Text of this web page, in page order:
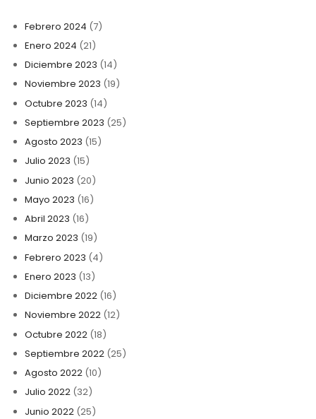
la
navegación
Febrero 2024 (7)
Enero 2024 (21)
Diciembre 2023 (14)
Noviembre 2023 (19)
Octubre 2023 (14)
Septiembre 2023 (25)
Agosto 2023 (15)
Julio 2023 (15)
Junio 2023 (20)
Mayo 2023 (16)
Abril 2023 (16)
Marzo 2023 (19)
Febrero 2023 (4)
Enero 2023 (13)
Diciembre 2022(16)
Noviembre 2022(12)
Octubre 2022(18)
Septiembre 2022(25)
Agosto 2022(10)
Julio 2022(32)
Junio 2022(25)